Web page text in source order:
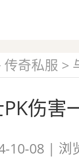
传奇私服 >
伤害
10-08 | 浏